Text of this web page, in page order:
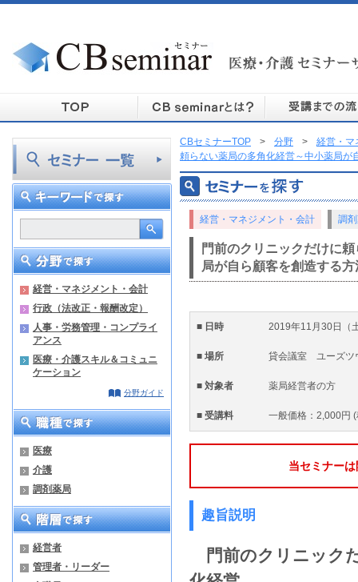
経営・マネジメント・会計
行政（法改正・報酬改定）
人事・労務管理・コンプライ
アンス
医療・介護スキル＆コミュニ
ケーション
分野ガイド
医療
介護
調剤薬局
経営者
管理者・リーダー
CBセミナーTOP > 分野 >
経営・マ
頼らない薬局の多角化経営～中小薬局が
経営・マネジメント・会計 調
門前のクリニックだけに
局が自ら顧客を創造する
■ 日時 2019年11月30日（
■ 場所 貸会議室 ユーズツ
■ 対象者 薬局経営者の方
■ 受講料 一般価格：2,000
当セミナー
趣旨説明
門前のクリニック